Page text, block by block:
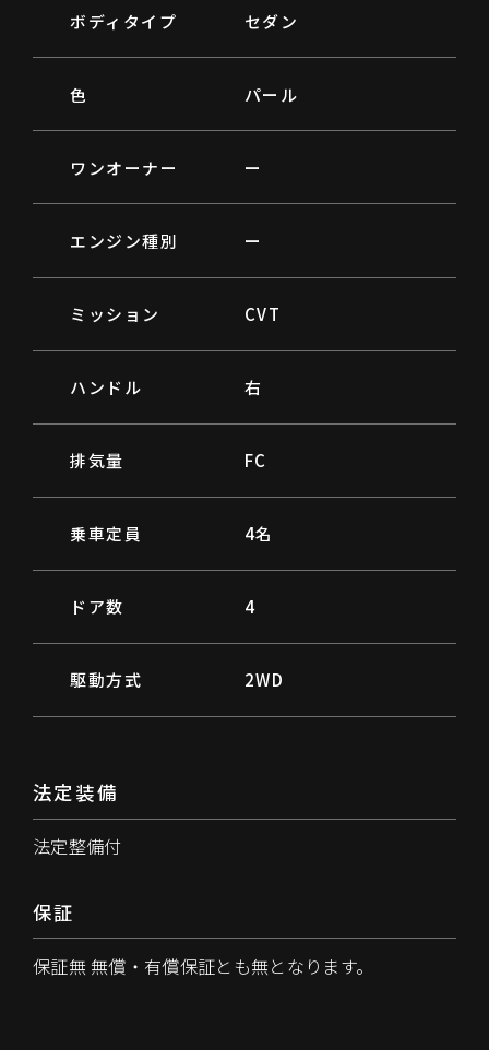
ボディタイプ セダン
色 パール
ワンオーナー ー
エンジン種別 ー
ミッション CVT
ハンドル 右
排気量 FC
乗車定員 4名
ドア数 4
駆動方式 2WD
法定装備
法定整備付
保証
保証無 無償・有償保証とも無となります。